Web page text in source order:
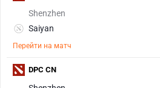
Shenzhen
Saiyan
Перейти на матч
DPC CN